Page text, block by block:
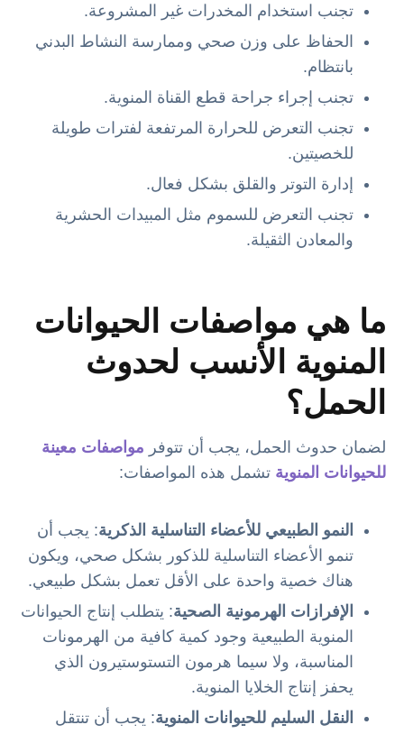
تجنب استخدام المخدرات غير المشروعة.
الحفاظ على وزن صحي وممارسة النشاط البدني
بانتظام.
تجنب إجراء جراحة قطع القناة المنوية.
تجنب التعرض للحرارة المرتفعة لفترات طويلة
للخصيتين.
إدارة التوتر والقلق بشكل فعال.
تجنب التعرض للسموم مثل المبيدات الحشرية
والمعادن الثقيلة.
ما هي مواصفات الحيوانات
المنوية الأنسب لحدوث
الحمل؟
لضمان حدوث الحمل، يجب أن تتوفر مواصفات معينة
للحيوانات المنوية تشمل هذه المواصفات:
النمو الطبيعي للأعضاء التناسلية الذكرية: يجب أن
تنمو الأعضاء التناسلية للذكور بشكل صحي، ويكون
هناك خصية واحدة على الأقل تعمل بشكل طبيعي.
الإفرازات الهرمونية الصحية: يتطلب إنتاج الحيوانات
المنوية الطبيعية وجود كمية كافية من الهرمونات
المناسبة، ولا سيما هرمون التستوستيرون الذي
يحفز إنتاج الخلايا المنوية.
النقل السليم للحيوانات المنوية: يجب أن تنتقل